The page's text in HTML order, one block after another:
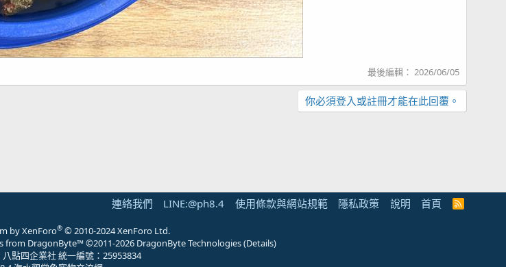
最後編輯： 2026/06/05
你必須登入或註冊才能在此回覆。
連絡我們 LINE:@ph8.4 使用條款與網站規範 隱私政策 說明 首頁
R
by XenForo® © 2010-2024 XenForo Ltd.
from DragonByte™©2011-2026 DragonByte Technologies(Details)
點四企業社 統一編號：25953834